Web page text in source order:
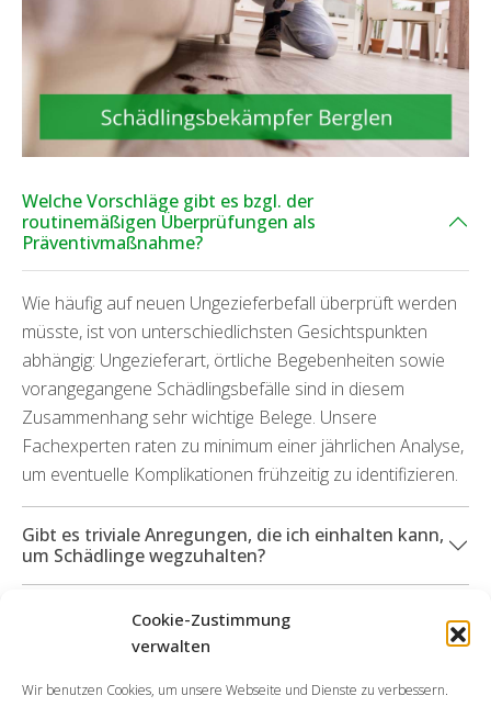
Cookie-Zustimmung
verwalten
Wir benutzen Cookies, um unsere Webseite und Dienste zu verbessern.
Welche Vorschläge gibt es bzgl. der
routinemäßigen Überprüfungen als
Präventivmaßnahme?
Wie häufig auf neuen Ungezieferbefall überprüft werden
müsste, ist von unterschiedlichsten Gesichtspunkten
abhängig: Ungezieferart, örtliche Begebenheiten sowie
vorangegangene Schädlingsbefälle sind in diesem
Zusammenhang sehr wichtige Belege. Unsere
Fachexperten raten zu minimum einer jährlichen Analyse,
um eventuelle Komplikationen frühzeitig zu identifizieren.
Gibt es triviale Anregungen, die ich einhalten kann,
um Schädlinge wegzuhalten?
Können Sie mich ebenfalls bei durch
unterschiedliche Insektenarten hervorgetretenen
Beschädigungen unterstützen?